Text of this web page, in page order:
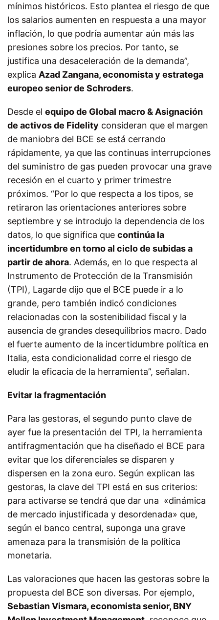
mínimos históricos. Esto plantea el riesgo de que
los salarios aumenten en respuesta a una mayor
inflación, lo que podría aumentar aún más las
presiones sobre los precios. Por tanto, se
justifica una desaceleración de la demanda”,
explica Azad Zangana, economista y estratega
europeo senior de Schroders.
Desde el equipo de Global macro & Asignación
de activos de Fidelity consideran que el margen
de maniobra del BCE se está cerrando
rápidamente, ya que las continuas interrupciones
del suministro de gas pueden provocar una grave
recesión en el cuarto y primer trimestre
próximos. “Por lo que respecta a los tipos, se
retiraron las orientaciones anteriores sobre
septiembre y se introdujo la dependencia de los
datos, lo que significa que continúa la
incertidumbre en torno al ciclo de subidas a
partir de ahora. Además, en lo que respecta al
Instrumento de Protección de la Transmisión
(TPI), Lagarde dijo que el BCE puede ir a lo
grande, pero también indicó condiciones
relacionadas con la sostenibilidad fiscal y la
ausencia de grandes desequilibrios macro. Dado
el fuerte aumento de la incertidumbre política en
Italia, esta condicionalidad corre el riesgo de
eludir la eficacia de la herramienta”, señalan.
Evitar la fragmentación
Para las gestoras, el segundo punto clave de
ayer fue la presentación del TPI, la herramienta
antifragmentación que ha diseñado el BCE para
evitar que los diferenciales se disparen y
dispersen en la zona euro. Según explican las
gestoras, la clave del TPI está en sus criterios:
para activarse se tendrá que dar una «dinámica
de mercado injustificada y desordenada» que,
según el banco central, suponga una grave
amenaza para la transmisión de la política
monetaria.
Las valoraciones que hacen las gestoras sobre la
propuesta del BCE son diversas. Por ejemplo,
Sebastian Vismara, economista senior, BNY